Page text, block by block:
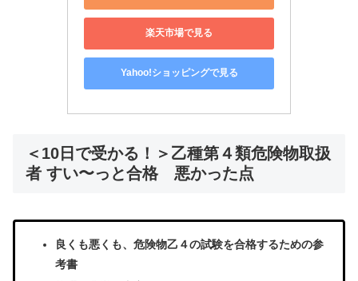
楽天市場で見る
Yahoo!ショッピングで見る
＜10日で受かる！＞乙種第４類危険物取扱
者 すい〜っと合格 悪かった点
良くも悪くも、危険物乙４の試験を合格するための参
考書